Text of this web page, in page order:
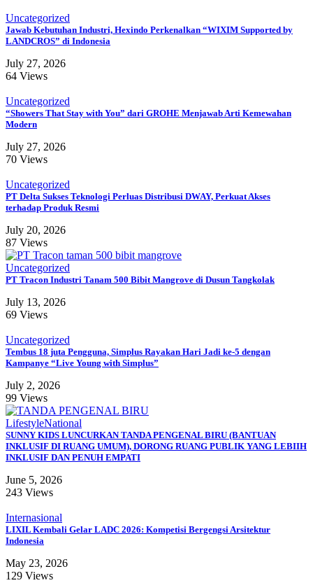
Uncategorized
Jawab Kebutuhan Industri, Hexindo Perkenalkan “WIXIM Supported by
LANDCROS” di Indonesia
July 27, 2026
64 Views
Uncategorized
“Showers That Stay with You” dari GROHE Menjawab Arti Kemewahan
Modern
July 27, 2026
70 Views
Uncategorized
PT Delta Sukses Teknologi Perluas Distribusi DWAY, Perkuat Akses
terhadap Produk Resmi
July 20, 2026
87 Views
Uncategorized
PT Tracon Industri Tanam 500 Bibit Mangrove di Dusun Tangkolak
July 13, 2026
69 Views
Uncategorized
Tembus 18 juta Pengguna, Simplus Rayakan Hari Jadi ke-5 dengan
Kampanye “Live Young with Simplus”
July 2, 2026
99 Views
LifestyleNational
SUNNY KIDS LUNCURKAN TANDA PENGENAL BIRU (BANTUAN
INKLUSIF DI RUANG UMUM), DORONG RUANG PUBLIK YANG LEBIIH
INKLUSIF DAN PENUH EMPATI
June 5, 2026
243 Views
Internasional
LIXIL Kembali Gelar LADC 2026: Kompetisi Bergengsi Arsitektur
Indonesia
May 23, 2026
129 Views